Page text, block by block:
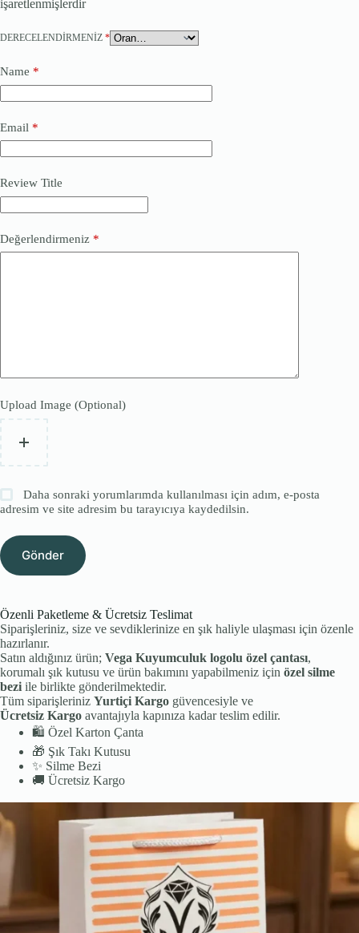
işaretlenmişlerdir
DERECELENDIRMENIZ *
Name *
Email *
Review Title
Değerlendirmeniz *
Upload Image (Optional)
Daha sonraki yorumlarımda kullanılması için adım, e-posta
adresim ve site adresim bu tarayıcıya kaydedilsin.
Gönder
Özenli Paketleme & Ücretsiz Teslimat
Siparişleriniz, size ve sevdiklerinize en şık haliyle ulaşması için özenle
hazırlanır.
Satın aldığınız ürün; Vega Kuyumculuk logolu özel çantası,
korumalı şık kutusu ve ürün bakımını yapabilmeniz için özel silme
bezi ile birlikte gönderilmektedir.
Tüm siparişleriniz Yurtiçi Kargo güvencesiyle ve
Ücretsiz Kargo avantajıyla kapınıza kadar teslim edilir.
🛍️ Özel Karton Çanta
🎁 Şık Takı Kutusu
✨ Silme Bezi
🚚 Ücretsiz Kargo